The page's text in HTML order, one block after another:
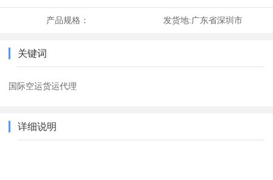
产品规格： 发货地:广东省深圳市
关键词
国际空运货运代理
详细说明